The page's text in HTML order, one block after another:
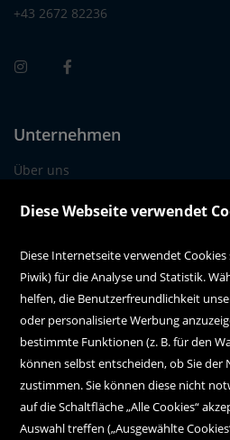
+43 2672 82236
Unternehmen
Über uns
Alle Filialen auf einen Blick
Kundenservice
Kontakt
Instagram
Facebook
Newsletteranmeldung
Diese Webseite verwendet
Diese Internetseite verwendet
Piwik) für die Analyse und Statistik.
helfen, die Benutzerfreundlichkeit
oder personalisierte Werbung
bestimmte Funktionen (z. B. für den
können selbst entscheiden, ob Sie der
zustimmen. Sie können diese nicht
auf die Schaltfläche „Alle Cookies“
Auswahl treffen („Ausgewählte